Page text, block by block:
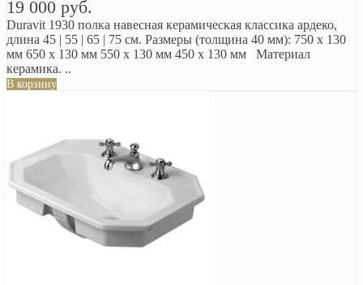
19 000 руб.
Duravit 1930 полка навесная керамическая классика ардеко,
длина 45 | 55 | 65 | 75 см. Размеры (толщина 40 мм): 750 x 130
мм 650 x 130 мм 550 x 130 мм 450 x 130 мм Материал
керамика. ..
В корзину